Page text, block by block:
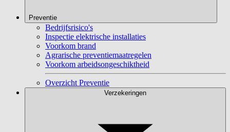
Preventie
Bedrijfsrisico's
Inspectie elektrische installaties
Voorkom brand
Agrarische preventiemaatregelen
Voorkom arbeidsongeschiktheid
Overzicht Preventie
Verzekeringen